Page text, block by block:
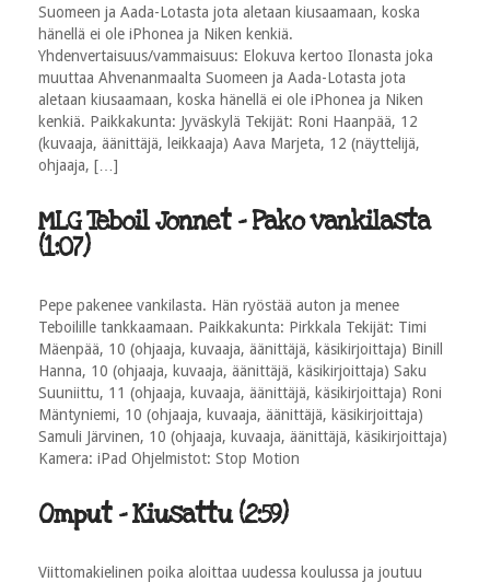
Suomeen ja Aada-Lotasta jota aletaan kiusaamaan, koska
hänellä ei ole iPhonea ja Niken kenkiä.
Yhdenvertaisuus/vammaisuus: Elokuva kertoo Ilonasta joka
muuttaa Ahvenanmaalta Suomeen ja Aada-Lotasta jota
aletaan kiusaamaan, koska hänellä ei ole iPhonea ja Niken
kenkiä. Paikkakunta: Jyväskylä Tekijät: Roni Haanpää, 12
(kuvaaja, äänittäjä, leikkaaja) Aava Marjeta, 12 (näyttelijä,
ohjaaja, […]
MLG Teboil Jonnet - Pako vankilasta
(1:07)
Pepe pakenee vankilasta. Hän ryöstää auton ja menee
Teboilille tankkaamaan. Paikkakunta: Pirkkala Tekijät: Timi
Mäenpää, 10 (ohjaaja, kuvaaja, äänittäjä, käsikirjoittaja) Binill
Hanna, 10 (ohjaaja, kuvaaja, äänittäjä, käsikirjoittaja) Saku
Suuniittu, 11 (ohjaaja, kuvaaja, äänittäjä, käsikirjoittaja) Roni
Mäntyniemi, 10 (ohjaaja, kuvaaja, äänittäjä, käsikirjoittaja)
Samuli Järvinen, 10 (ohjaaja, kuvaaja, äänittäjä, käsikirjoittaja)
Kamera: iPad Ohjelmistot: Stop Motion
Omput - Kiusattu (2:59)
Viittomakielinen poika aloittaa uudessa koulussa ja joutuu